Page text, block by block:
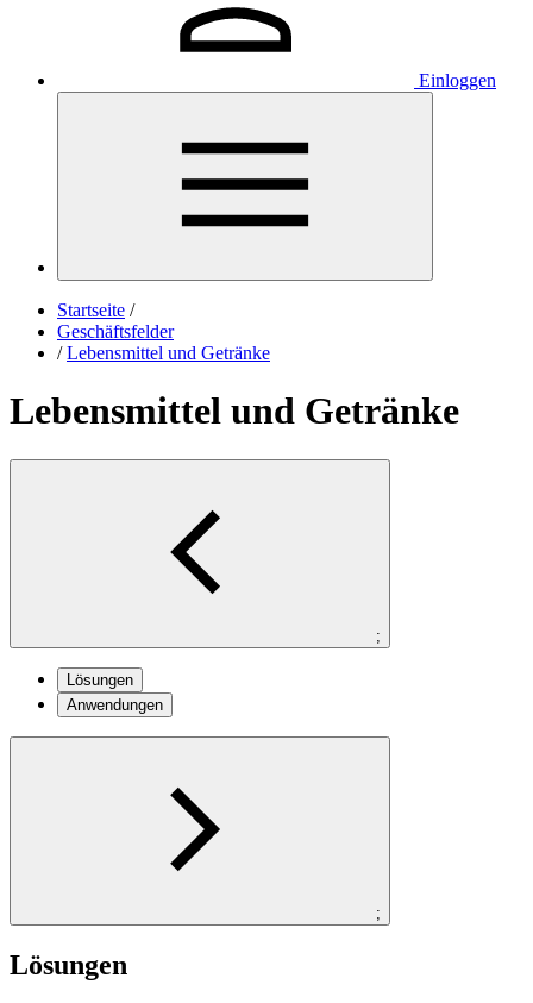
Einloggen
Startseite /
Geschäftsfelder
/ Lebensmittel und Getränke
Lebensmittel und Getränke
;
Lösungen
Anwendungen
;
Lösungen